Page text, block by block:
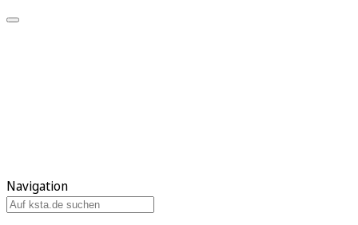
Navigation